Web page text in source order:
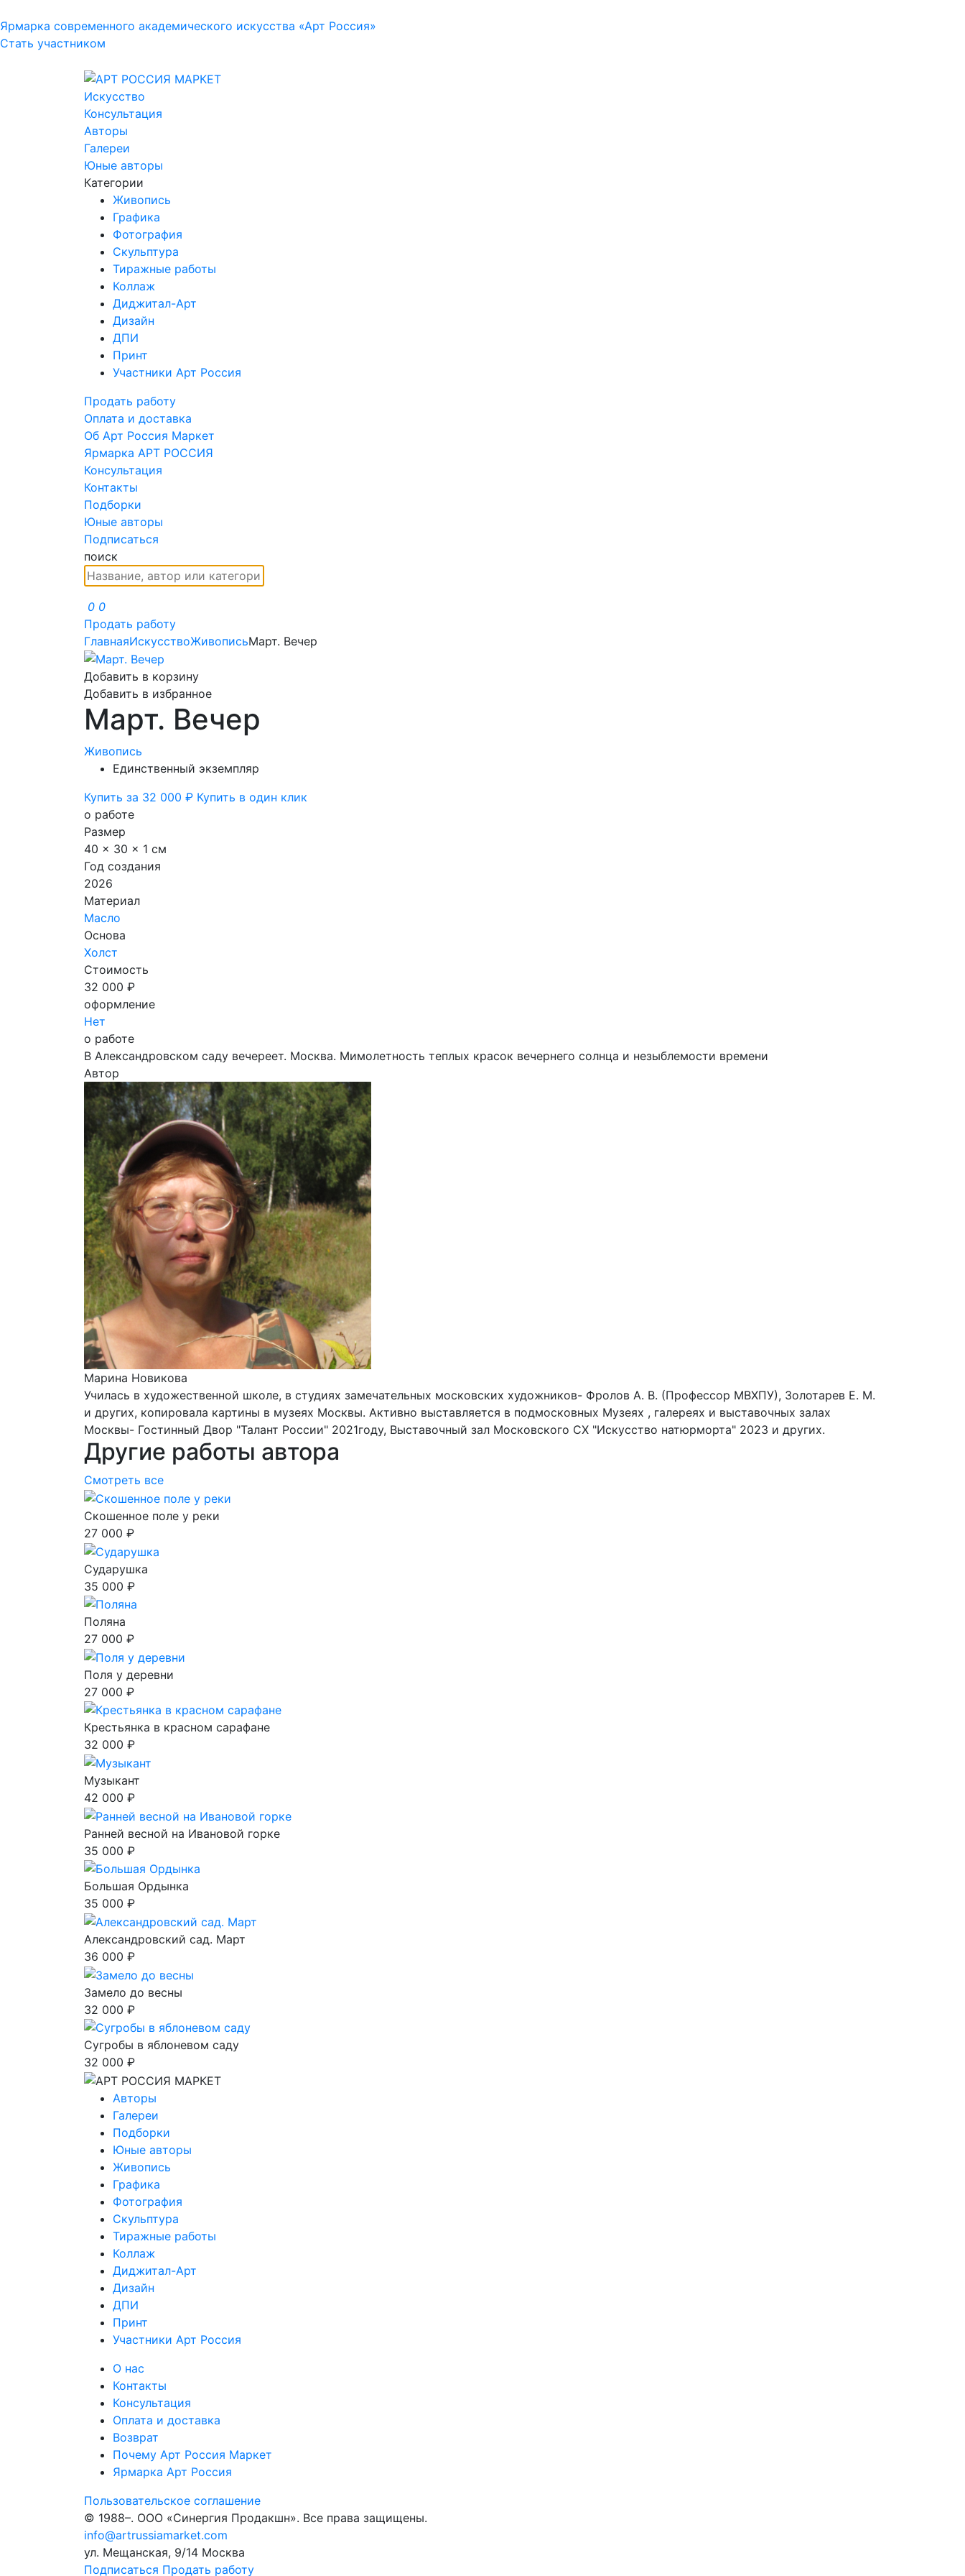
Ярмарка современного академического искусства «Арт Россия»
Стать участником
Искусство
Консультация
Авторы
Галереи
Юные авторы
Категории
Живопись
Графика
Фотография
Скульптура
Тиражные работы
Коллаж
Диджитал-Арт
Дизайн
ДПИ
Принт
Участники Арт Россия
Продать работу
Оплата и доставка
Об Арт Россия Маркет
Ярмарка АРТ РОССИЯ
Консультация
Контакты
Подборки
Юные авторы
Подписаться
поиск
0 0
Продать работу
ГлавнаяИскусствоЖивописьМарт. Вечер
Добавить в корзину
Добавить в избранное
Март. Вечер
Живопись
Единственный экземпляр
Купить за 32 000 ₽ Купить в один клик
о работе
Размер
40 x 30 x 1 см
Год создания
2026
Материал
Масло
Основа
Холст
Стоимость
32 000 ₽
оформление
Нет
о работе
В Александровском саду вечереет. Москва. Мимолетность теплых красок вечернего солнца и незыблемости времени
Автор
Марина Новикова
Училась в художественной школе, в студиях замечательных московских художников- Фролов А. В. (Профессор МВХПУ), Золотарев Е. М.
и других, копировала картины в музеях Москвы. Активно выставляется в подмосковных Музеях , галереях и выставочных залах
Москвы- Гостинный Двор "Талант России" 2021году, Выставочный зал Московского СХ "Искусство натюрморта" 2023 и других.
Другие работы автора
Смотреть все
Скошенное поле у реки
27 000 ₽
Сударушка
35 000 ₽
Поляна
27 000 ₽
Поля у деревни
27 000 ₽
Крестьянка в красном сарафане
32 000 ₽
Музыкант
42 000 ₽
Ранней весной на Ивановой горке
35 000 ₽
Большая Ордынка
35 000 ₽
Александровский сад. Март
36 000 ₽
Замело до весны
32 000 ₽
Сугробы в яблоневом саду
32 000 ₽
Авторы
Галереи
Подборки
Юные авторы
Живопись
Графика
Фотография
Скульптура
Тиражные работы
Коллаж
Диджитал-Арт
Дизайн
ДПИ
Принт
Участники Арт Россия
О нас
Контакты
Консультация
Оплата и доставка
Возврат
Почему Арт Россия Маркет
Ярмарка Арт Россия
Пользовательское соглашение
© 1988–. ООО «Синергия Продакшн». Все права защищены.
info@artrussiamarket.com
ул. Мещанская, 9/14 Москва
Подписаться Продать работу